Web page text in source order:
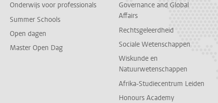
Onderwijs voor professionals
Summer Schools
Open dagen
Master Open Dag
Governance and Global
Affairs
Rechtsgeleerdheid
Sociale Wetenschappen
Wiskunde en
Natuurwetenschappen
Afrika-Studiecentrum Leiden
Honours Academy